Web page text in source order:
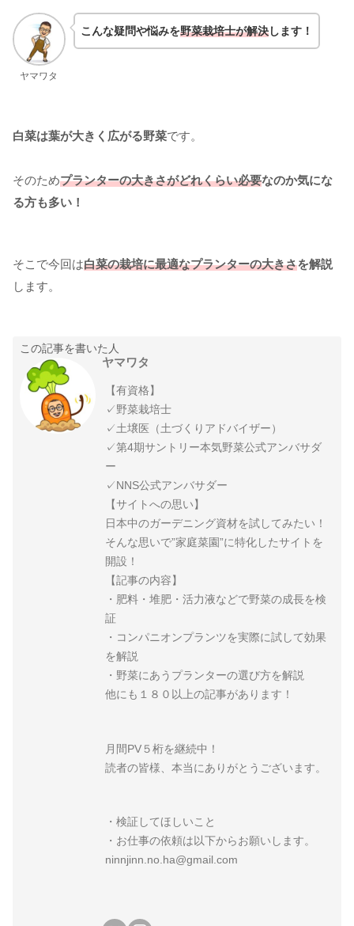
ヤマワタ
こんな疑問や悩みを野菜栽培士が解決します！
白菜は葉が大きく広がる野菜です。
そのためプランターの大きさがどれくらい必要なのか気にな
る方も多い！
そこで今回は白菜の栽培に最適なプランターの大きさを解説
します。
この記事を書いた人
ヤマワタ
【有資格】
✓野菜栽培士
✓土壌医（土づくりアドバイザー）
✓第4期サントリー本気野菜公式アンバサダ
ー
✓NNS公式アンバサダー
【サイトへの思い】
日本中のガーデニング資材を試してみたい！
そんな思いで”家庭菜園”に特化したサイトを
開設！
【記事の内容】
・肥料・堆肥・活力液などで野菜の成長を検
証
・コンパニオンプランツを実際に試して効果
を解説
・野菜にあうプランターの選び方を解説
他にも１８０以上の記事があります！
月間PV５桁を継続中！
読者の皆様、本当にありがとうございます。
・検証してほしいこと
・お仕事の依頼は以下からお願いします。
ninnjinn.no.ha@gmail.com